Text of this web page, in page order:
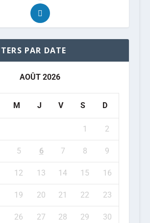
PAR DATE
AOÛT 2026
M J V S D
1 2
5 6 7 8 9
12 13 14 15 16
19 20 21 22 23
26 27 28 29 30